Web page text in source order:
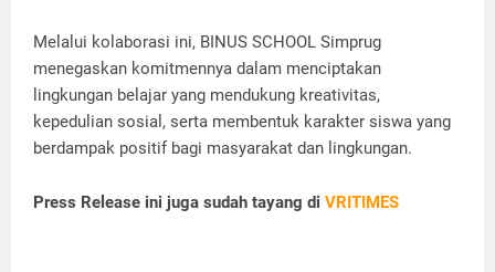
Melalui kolaborasi ini, BINUS SCHOOL Simprug
menegaskan komitmennya dalam menciptakan
lingkungan belajar yang mendukung kreativitas,
kepedulian sosial, serta membentuk karakter siswa yang
berdampak positif bagi masyarakat dan lingkungan.
Press Release ini juga sudah tayang di VRITIMES